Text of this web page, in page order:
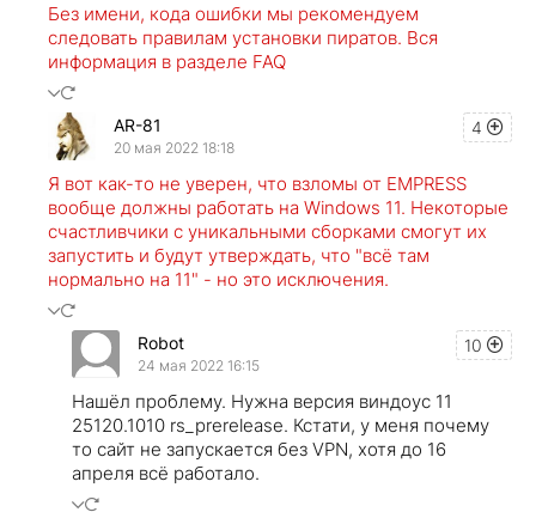
Без имени, кода ошибки мы рекомендуем
следовать правилам установки пиратов. Вся
информация в разделе FAQ
4
AR-81
20 мая 2022 18:18
Я вот как-то не уверен, что взломы от EMPRESS
вообще должны работать на Windows 11. Некоторые
счастливчики с уникальными сборками смогут их
запустить и будут утверждать, что "всё там
нормально на 11" - но это исключения.
10
Robot
24 мая 2022 16:15
Нашёл проблему. Нужна версия виндоус 11
25120.1010 rs_prerelease. Кстати, у меня почему
то сайт не запускается без VPN, хотя до 16
апреля всё работало.